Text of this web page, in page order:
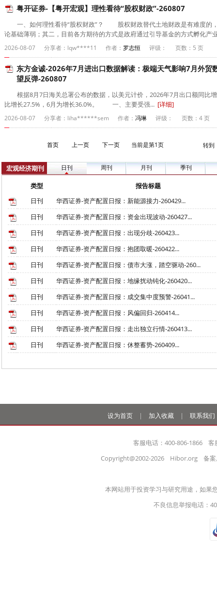
粤开证券-【粤开宏观】理性看待“股权财政”-260807
一、如何理性看待“股权财政”？ 股权财政替代土地财政是有难度的，
论基础薄弱；其二，目前各方期待的方式是政府通过引导基金的方式孵化产
2026-08-07 分享者：lqw****11 作者： 罗志恒 评级： 页数：5 页
东方金诚-2026年7月进出口数据解读：极端天气影响7月外贸
望反弹-260807
根据8月7日海关总署公布的数据，以美元计价，2026年7月出口额同比
比增长27.5%，6月为增长36.0%。 一、主要受强... [详细]
2026-08-07 分享者：liha******sem 作者： 冯琳 评级： 页数：4 页
首页 上一页 下一页当前是第1页 转到
宏观经济期刊 日刊 周刊 月刊 季刊
类型
报告标题
日刊
华西证券-资产配置日报：新能源接力-260429...
日刊
华西证券-资产配置日报：资金出现波动-260427...
日刊
华西证券-资产配置日报：出现分歧-260423...
日刊
华西证券-资产配置日报：抱团取暖-260422...
日刊
华西证券-资产配置日报：债市大涨，踏空驱动-260...
日刊
华西证券-资产配置日报：地缘扰动钝化-260420...
日刊
华西证券-资产配置日报：成交集中度预警-26041...
日刊
华西证券-资产配置日报：风偏回归-260414...
日刊
华西证券-资产配置日报：走出独立行情-260413...
日刊
华西证券-资产配置日报：休整蓄势-260409...
设为首页 | 加入收藏 | 联系我们
客服电话：400-806-1866
Copyright@2002-2026    Hibor.org    备
本网站用于投资学习与研究用途，如果
不良信息举报电话：